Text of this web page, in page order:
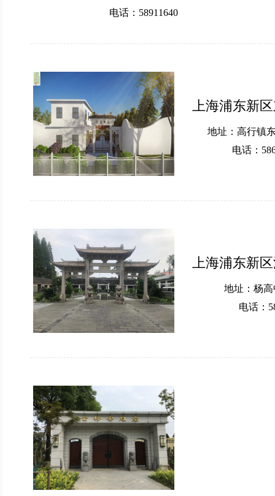
电话：58911640
上海浦东新
地址：高行镇
电话：
上海浦东新
地址：杨高
电话：